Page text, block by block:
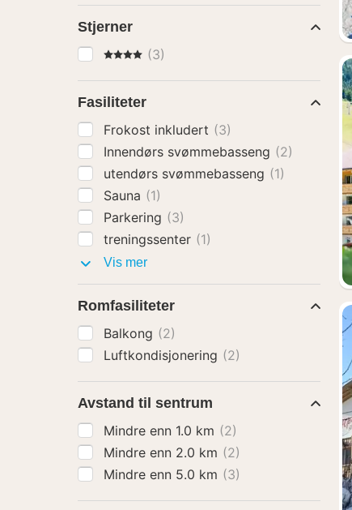
Stjerner
4 Stjerner
(3)
Fasiliteter
Frokost inkludert (3)
Innendørs svømmebasseng (2)
utendørs svømmebasseng (1)
Sauna (1)
Parkering (3)
treningssenter (1)
Vis merFasiliteter
Romfasiliteter
Balkong (2)
Luftkondisjonering (2)
Avstand til sentrum
Mindre enn 1.0 km (2)
Mindre enn 2.0 km (2)
Mindre enn 5.0 km (3)